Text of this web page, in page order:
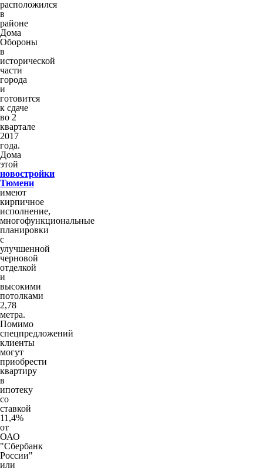
расположился
в
районе
Дома
Обороны
в
исторической
части
города
и
готовится
к сдаче
во 2
квартале
2017
года.
Дома
этой
новостройки
Тюмени
имеют
кирпичное
исполнение,
многофункциональные
планировки
с
улучшенной
черновой
отделкой
и
высокими
потолками
2,78
метра.
Помимо
спецпредложений
клиенты
могут
приобрести
квартиру
в
ипотеку
со
ставкой
11,4%
от
ОАО
"Сбербанк
России"
или